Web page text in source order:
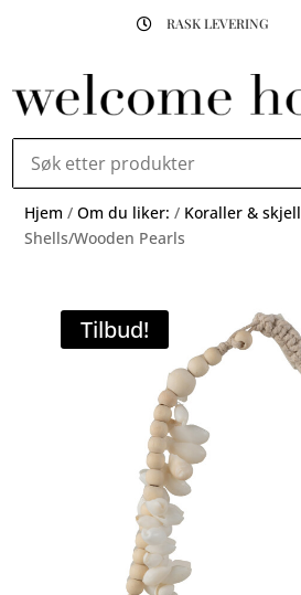
 RASK LEVERING
Hjem /Om du liker: / Koraller & skjell
Shells/Wooden Pearls
Tilbud!